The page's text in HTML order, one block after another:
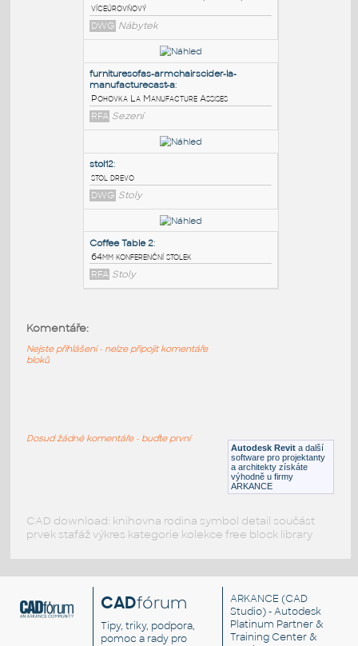
PODOBNÉ BLOKY:
Modern Coffee Table
Moderní konferenční stolek, kruhový,
víceúrovňový
DWG
furnituresofas-armchairscider-la-
manufacturecast-a
Pohovka La Manufacture Assises
RFA Sezení
stol drevo
64mm konferenční stolek
Autodesk Revit a další
software pro projektanty
a architekty získáte
výhodně u firmy
ARKANCE
Komentáře:
Nejste přihlášeni - nelze připojit komentáře
bloků
Dosud žádné komentáře - buďte první
CAD download: knihovna rodina symbol detail součást
prvek stafáž výkres kategorie kolekce free block library
CADfórum
Tipy, triky, podpora,
pomoc a rady pro
ARKANCE (CAD
Studio) - Autodesk
Platinum Partner &
Training Center &